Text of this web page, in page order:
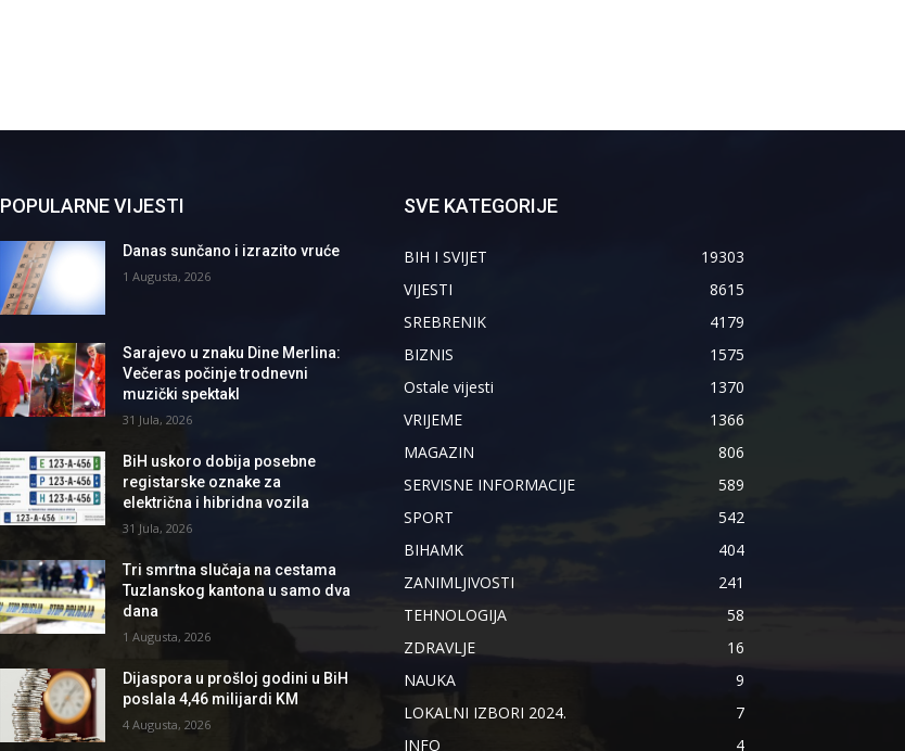
POPULARNE VIJESTI
Danas sunčano i izrazito vruće
1 Augusta, 2026
Sarajevo u znaku Dine Merlina:
Večeras počinje trodnevni
muzički spektakl
31 Jula, 2026
BiH uskoro dobija posebne
registarske oznake za
električna i hibridna vozila
31 Jula, 2026
Tri smrtna slučaja na cestama
Tuzlanskog kantona u samo dva
dana
1 Augusta, 2026
Dijaspora u prošloj godini u BiH
poslala 4,46 milijardi KM
4 Augusta, 2026
SVE KATEGORIJE
BIH I SVIJET
19303
VIJESTI
8615
SREBRENIK
4179
BIZNIS
1575
Ostale vijesti
1370
VRIJEME
1366
MAGAZIN
806
SERVISNE INFORMACIJE
589
SPORT
542
BIHAMK
404
ZANIMLJIVOSTI
241
TEHNOLOGIJA
58
ZDRAVLJE
16
NAUKA
9
LOKALNI IZBORI 2024.
7
INFO
4